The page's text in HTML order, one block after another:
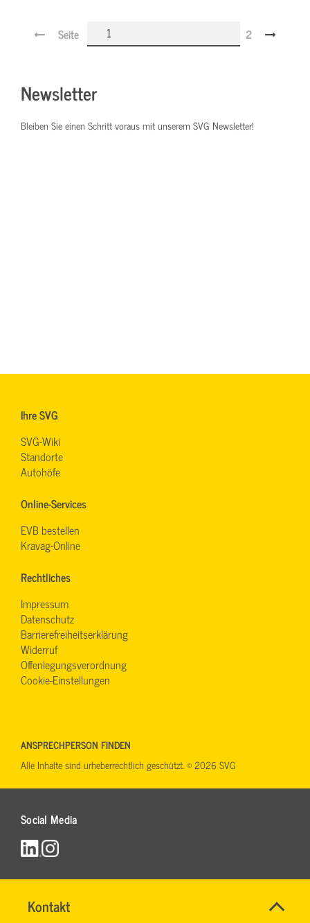
Kontakt
RONALD
Name*
Seite 2
Newsletter
Bleiben Sie einen Schritt voraus mit unserem SVG Newsletter!
Ihre SVG
SVG-Wiki
Standorte
Autohöfe
Online-Services
EVB bestellen
Kravag-Online
Rechtliches
Impressum
Datenschutz
Barrierefreiheitserklärung
Widerruf
Offenlegungsverordnung
Cookie-Einstellungen
Social Media
ANSPRECHPERSON FINDEN
Alle Inhalte sind urheberrechtlich geschützt. © 2026 SVG